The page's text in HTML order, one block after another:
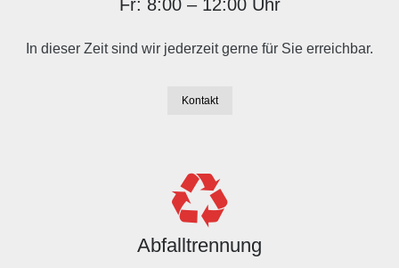
Fr: 8:00 – 12:00 Uhr
In dieser Zeit sind wir jederzeit gerne für Sie erreichbar.
Kontakt
Abfalltrennung